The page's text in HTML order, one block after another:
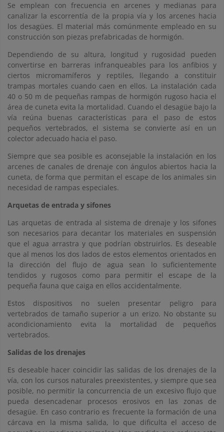
Se emplean con frecuencia en arcenes y medianas para
canalizar la escorrentía de la propia vía y los arcenes hacia
los desagües. El material más comúnmente empleado en su
construcción son piezas prefabricadas de hormigón.
Dependiendo de su altura, longitud y rugosidad pueden
convertirse en barreras infranqueables para los anfibios y
ciertos micromamíferos y reptiles, llegando a constituir
trampas mortales cuando caen en ellos. La instalación cada
40 o 50 m de pequeñas rampas de hormigón rugoso hacia el
área de cuneta evita la mortalidad. Cuando el desagüe bajo la
vía reúna buenas características para el paso de estos
pequeños vertebrados, el sistema se convierte así en un
colector adecuado hacia el paso.
Siempre que sea posible es aconsejable la instalación en los
arcenes de canales de drenaje con ángulos abiertos hacia la
cuneta, de forma que permitan el escape de los animales sin
necesidad de rampas especiales.
Arquetas de entrada y sifones
Las arquetas de entrada al sistema de drenaje y los sifones
son necesarios para decantar los materiales en suspensión
que el agua arrastra y que podrían obstruirlos. Es deseable
que al menos los dos lados de estos elementos orientados en
la dirección del flujo de agua sean lo suficientemente
tendidos y rugosos como para permitir el escape de la
pequeña fauna que caiga en ellos accidentalmente.
Estos dispositivos no suelen presentar peligro para
vertebrados de tamaño superior a un erizo. No obstante su
acondicionamiento evita la mortalidad de pequeños
vertebrados.
Salidas de los drenajes
Es deseable hacer coincidir las salidas de los drenajes de la
vía, con los cursos naturales preexistentes, y siempre que sea
posible, no permitir la concurrencia de un excesivo flujo que
pueda desencadenar procesos erosivos en las zonas de
desagüe. En caso contrario es frecuente la formación de una
cárcava en la misma salida, lo que dificulta el acceso de